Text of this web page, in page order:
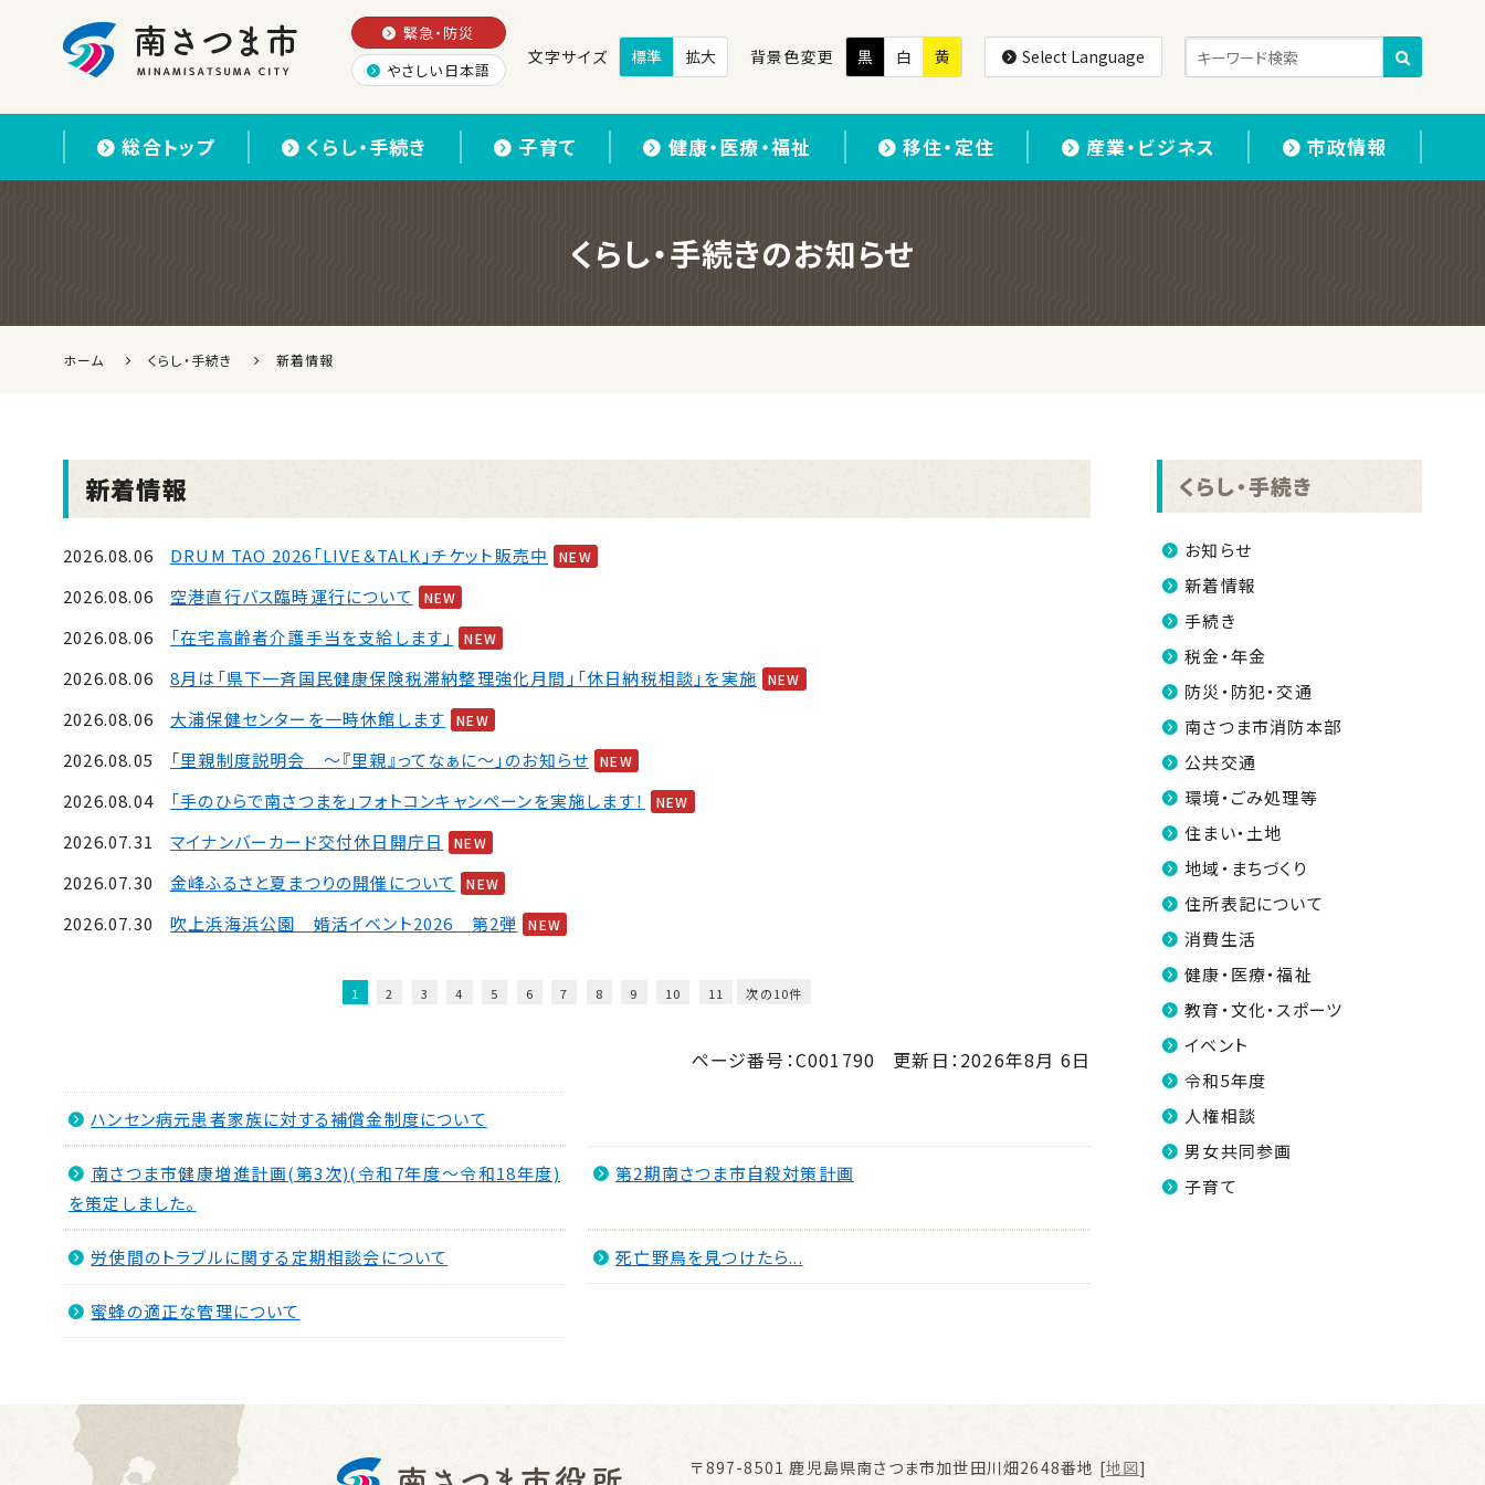
緊急・防災
やさしい日本語
文字サイズ 標準 拡大 背景色変更 黒 白 黄 Select Language
総合トップ くらし・手続き 子育て 健康・医療・福祉 移住・定住 産業・ビジネス 市政情報
くらし・手続きのお知らせ
ホーム くらし・手続き 新着情報
新着情報
2026.08.06 DRUM TAO 2026「LIVE＆TALK」チケット販売中 NEW
2026.08.06 空港直行バス臨時運行について NEW
2026.08.06 「在宅高齢者介護手当を支給します」 NEW
2026.08.06 8月は「県下一斉国民健康保険税滞納整理強化月間」「休日納税相談」を実施 NEW
2026.08.06 大浦保健センターを一時休館します NEW
2026.08.05 「里親制度説明会 ～『里親』ってなぁに～」のお知らせ NEW
2026.08.04 「手のひらで南さつまを」フォトコンキャンペーンを実施します！ NEW
2026.07.31 マイナンバーカード交付休日開庁日 NEW
2026.07.30 金峰ふるさと夏まつりの開催について NEW
2026.07.30 吹上浜海浜公園 婚活イベント2026 第2弾 NEW
1 2 3 4 5 6 7 8 9 10 11 次の10件
ページ番号：C001790 更新日：2026年8月 6日
ハンセン病元患者家族に対する補償金制度について
南さつま市健康増進計画(第3次)(令和7年度～令和18年度)
を策定しました。
第2期南さつま市自殺対策計画
労使間のトラブルに関する定期相談会について 死亡野鳥を見つけたら...
蜜蜂の適正な管理について
くらし・手続き
お知らせ
新着情報
手続き
税金・年金
防災・防犯・交通
南さつま市消防本部
公共交通
環境・ごみ処理等
住まい・土地
地域・まちづくり
住所表記について
消費生活
健康・医療・福祉
教育・文化・スポーツ
イベント
令和5年度
人権相談
男女共同参画
子育て
〒897-8501鹿児島県南さつま市加世田川畑2648番地 [地図]